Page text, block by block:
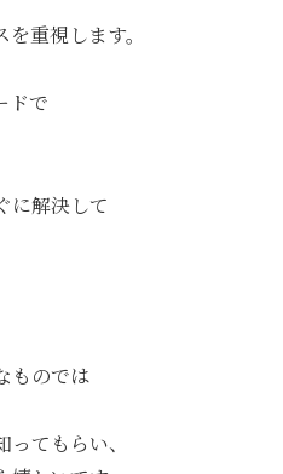
重視します。
ドで
に解決して
ものでは
てもらい、